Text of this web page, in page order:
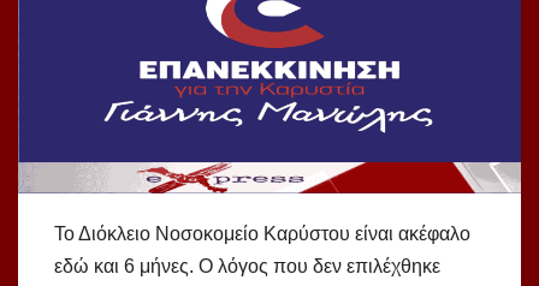
Το Διόκλειο Νοσοκομείο Καρύστου είναι ακέφαλο
εδώ και 6 μήνες. Ο λόγος που δεν επιλέχθηκε